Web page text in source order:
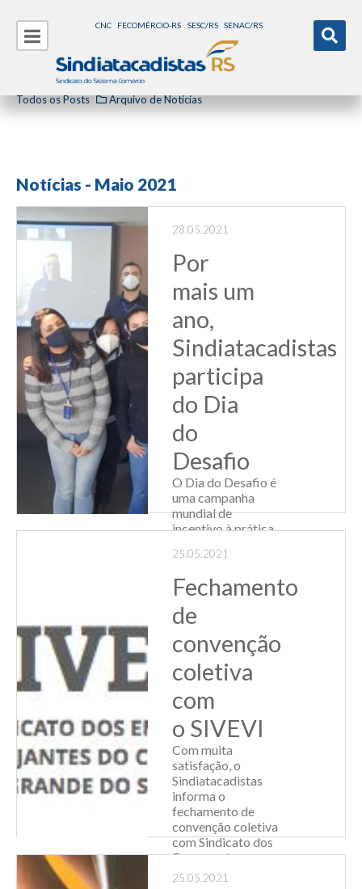
CNC FECOMÉRCIO-RS SESC/RS SENAC/RS
Todos os Posts Arquivo de Notícias
Notícias - Maio 2021
28.05.2021
Por
mais um
ano,
Sindiatacadistas
participa
do Dia
do
Desafio
O Dia do Desafio é
uma campanha
mundial de
incentivo à prática
atividades físicas e
última quarta-feira,
26/05, a equipe do
Sindiatacadistas
aderiu à campanha,
que neste ano ...
Leia Mais
25.05.2021
Fechamento
de
convenção
coletiva
com
o SIVEVI
Com muita
satisfação, o
Sindiatacadistas
informa o
fechamento de
convenção coletiva
com Sindicato dos
Empregados
Vendedores e
25.05.2021